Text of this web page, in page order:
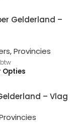
Gelderland –
,Provincies
Opties
– Vlag